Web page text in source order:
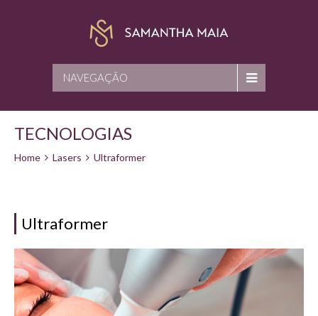
NAVEGAÇÃO
TECNOLOGIAS
Home Lasers Ultraformer
Ultraformer